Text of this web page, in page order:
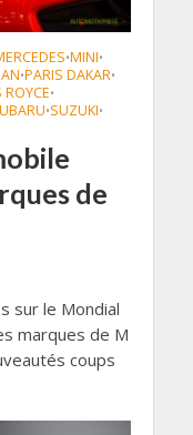
•MINI•
•PARIS DAKAR•
ROYCE•
•SUZUKI•
de
sur le Mondial
marques de M
coups